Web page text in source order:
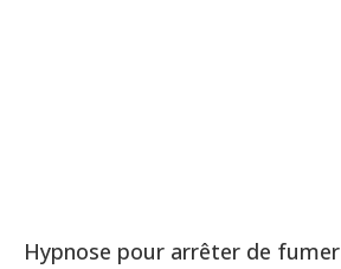
Hypnose pour arrêter de fumer